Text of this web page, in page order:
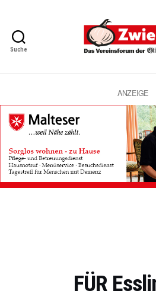
Suche
ANZEIGE
FÜR